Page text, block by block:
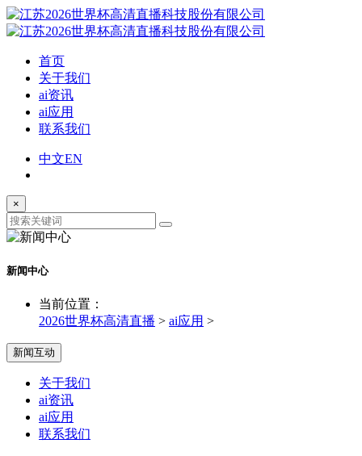
首页
关于我们
ai资讯
ai应用
联系我们
中文EN
×
新闻中心
当前位置：
2026世界杯高清直播 > ai应用 >
新闻互动
关于我们
ai资讯
ai应用
联系我们